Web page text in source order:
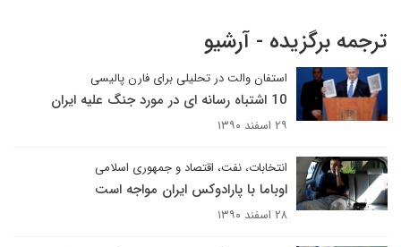
ترجمه برگزیده - آرشیو
استفان والت در تحلیلی برای فارن پالیسی
10 اشتباه رسانه ای در مورد جنگ علیه ایران
۲۹ اسفند ۱۳۹۰
انتخابات، نفت، اقتصاد و جمهوری اسلامی
اوباما با پارادوکس ایران مواجه است
۲۸ اسفند ۱۳۹۰